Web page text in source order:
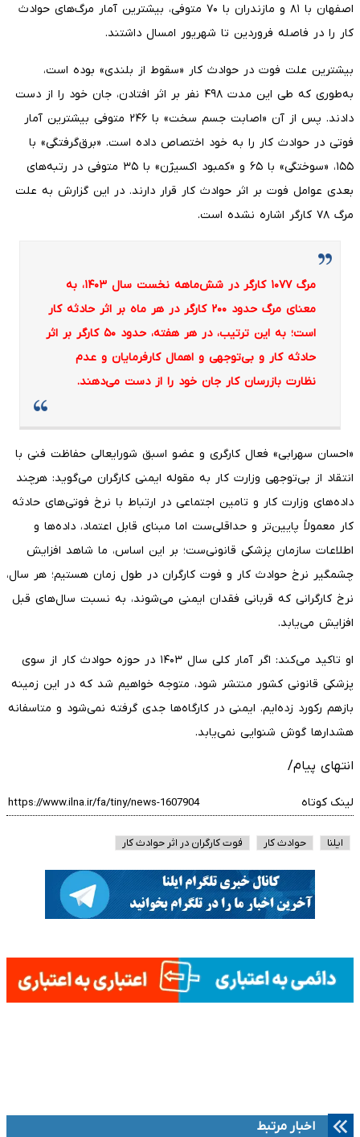
اصفهان با ۸۱ و مازندران با ۷۰ متوفی، بیشترین آمار مرگ‌های حوادث
کار را در فاصله فروردین‌ تا شهریور امسال داشتند.
بیشترین علت فوت در حوادث کار «سقوط از بلندی» بوده است،
به‌طوری‌ که طی این مدت ۴۹۸ نفر بر اثر افتادن، جان خود را از دست
دادند. پس از آن «اصابت جسم سخت» با ۲۴۶ متوفی بیشترین آمار
فوتی در حوادث کار را به خود اختصاص داده است. «برق‌گرفتگی» با
۱۵۵، «سوختگی» با ۶۵ و «کمبود اکسیژن» با ۳۵ متوفی در رتبه‌های
بعدی عوامل فوت بر اثر حوادث کار قرار دارند. در این گزارش به علت
مرگ ۷۸ کارگر اشاره نشده است.
مرگ ۱۰۷۷ کارگر در شش‌ماهه نخست سال ۱۴۰۳، به
معنای مرگ حدود ۲۰۰ کارگر در هر ماه بر اثر حادثه کار
است؛ به این ترتیب، در هر هفته، حدود ۵۰ کارگر بر اثر
حادثه کار و بی‌توجهی و اهمال کارفرمایان و عدم
نظارت بازرسان کار جان خود را از دست می‌دهند.
«احسان سهرابی» فعال کارگری و عضو اسبق شورایعالی حفاظت فنی با
انتقاد از بی‌توجهی وزارت کار به مقوله ایمنی کارگران می‌گوید: هرچند
داده‌های وزارت کار و تامین اجتماعی در ارتباط با نرخ فوتی‌های حادثه
کار معمولاً پایین‌تر و حداقلی‌ست اما مبنای قابل اعتماد، داده‌ها و
اطلاعات سازمان پزشکی قانونی‌ست؛ بر این اساس، ما شاهد افزایش
چشمگیر نرخ حوادث کار و فوت کارگران در طول زمان هستیم؛ هر سال،
نرخ کارگرانی که قربانی فقدان ایمنی می‌شوند، به نسبت سال‌های قبل
افزایش می‌یابد.
او تاکید می‌کند: اگر آمار کلی سال ۱۴۰۳ در حوزه حوادث کار از سوی
پزشکی قانونی کشور منتشر شود، متوجه خواهیم شد که در این زمینه
بازهم رکورد زده‌ایم. ایمنی در کارگاه‌ها جدی گرفته نمی‌شود و متاسفانه
هشدارها گوش شنوایی نمی‌یابد.
انتهای پیام/
لینک کوتاه
ایلنا حوادث کار فوت کارگران در اثر حوادث کار
اخبار مرتبط